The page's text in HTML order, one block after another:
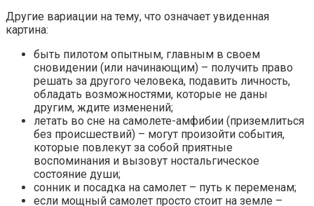
Другие вариации на тему, что означает увиденная
картина:
быть пилотом опытным, главным в своем
сновидении (или начинающим) – получить право
решать за другого человека, подавить личность,
обладать возможностями, которые не даны
другим, ждите изменений;
летать во сне на самолете-амфибии (приземлиться
без происшествий) – могут произойти события,
которые повлекут за собой приятные
воспоминания и вызовут ностальгическое
состояние души;
сонник и посадка на самолет – путь к переменам;
если мощный самолет просто стоит на земле –